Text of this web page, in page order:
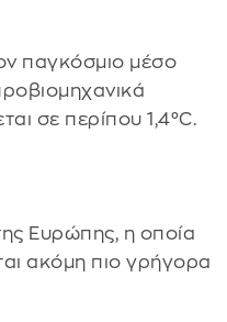
παγκόσμιο μέσο
σε περίπου 1,4°C.
Ευρώπης, η οποία
ακόμη πιο γρήγορα